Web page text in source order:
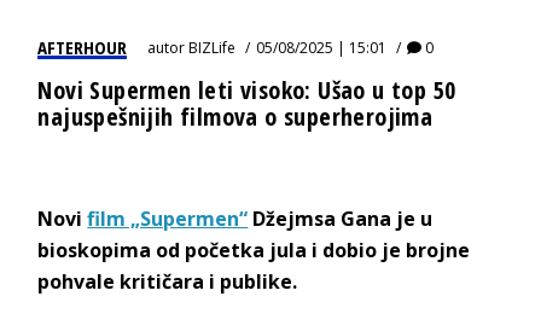
AFTERHOUR autorBIZLife 05/08/2025 | 15:01 0
Novi Supermen leti visoko: Ušao u top 50
najuspešnijih filmova o superherojima
Novifilm „Supermen“ Džejmsa Gana je u
bioskopima od početka jula i dobio je brojne
pohvale kritičara i publike.